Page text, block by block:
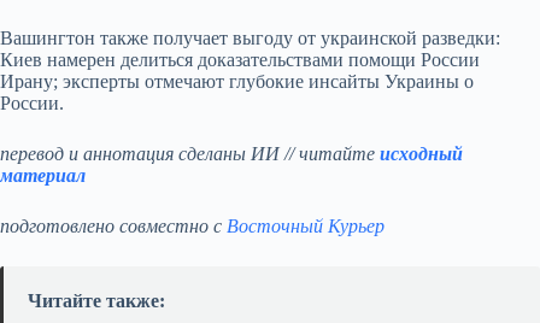
Вашингтон также получает выгоду от украинской разведки:
Киев намерен делиться доказательствами помощи России
Ирану; эксперты отмечают глубокие инсайты Украины о
России.
перевод и аннотация сделаны ИИ // читайте исходный
материал
подготовлено совместно с Восточный Курьер
Читайте также: